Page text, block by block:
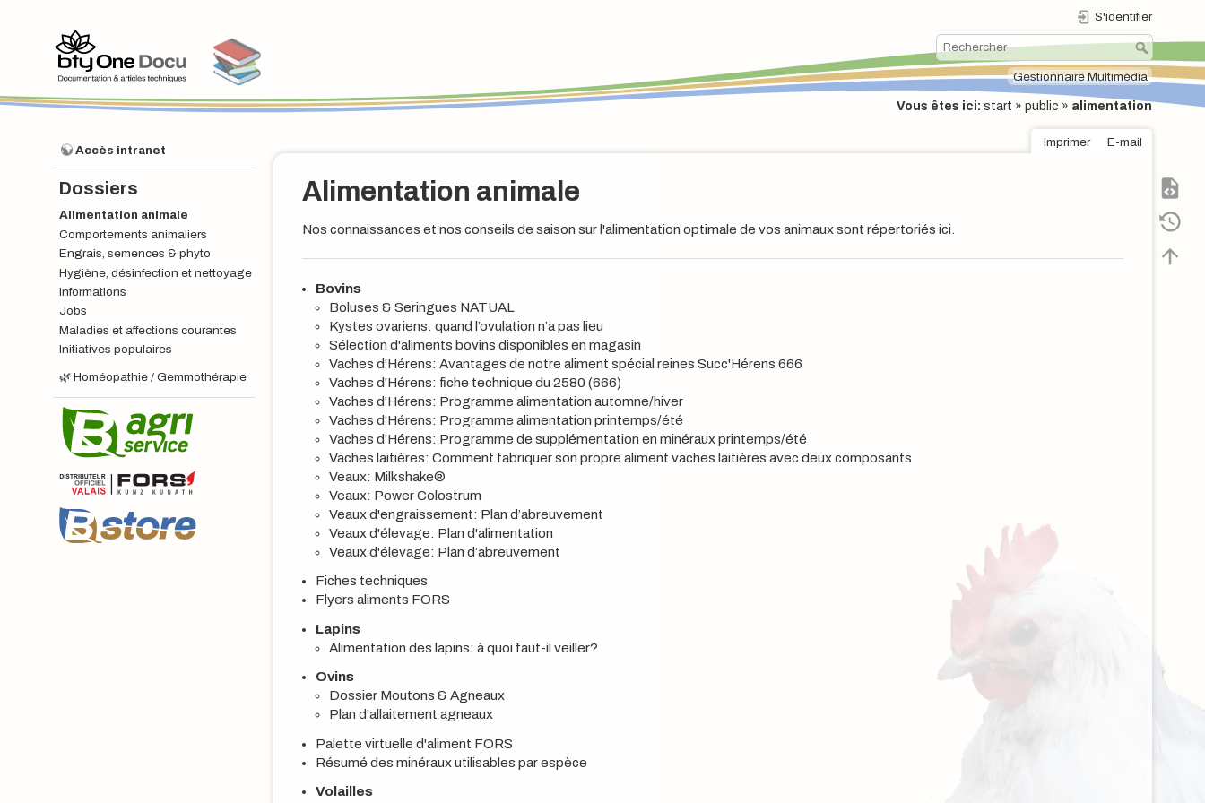
S'identifier
Gestionnaire Multimédia
Vous êtes ici:start »public » alimentation
Accès intranet
Dossiers
Alimentation animale
Comportements animaliers
Engrais, semences & phyto
Hygiène, désinfection et nettoyage
Informations
Jobs
Maladies et affections courantes
Initiatives populaires
🌿 Homéopathie / Gemmothérapie
Imprimer E-mail
Alimentation animale
Nos connaissances et nos conseils de saison sur l'alimentation optimale de vos animaux sont répertoriés ici.
Bovins
Boluses & Seringues NATUAL
Kystes ovariens: quand l’ovulation n’a pas lieu
Sélection d'aliments bovins disponibles en magasin
Vaches d'Hérens: Avantages de notre aliment spécial reines Succ'Hérens 666
Vaches d'Hérens: fiche technique du 2580 (666)
Vaches d'Hérens: Programme alimentation automne/hiver
Vaches d'Hérens: Programme alimentation printemps/été
Vaches d'Hérens: Programme de supplémentation en minéraux printemps/été
Vaches laitières: Comment fabriquer son propre aliment vaches laitières avec deux composants
Veaux: Milkshake®
Veaux: Power Colostrum
Veaux d'engraissement: Plan d’abreuvement
Veaux d'élevage: Plan d'alimentation
Veaux d'élevage: Plan d’abreuvement
Fiches techniques
Flyers aliments FORS
Lapins
Alimentation des lapins: à quoi faut-il veiller?
Ovins
Dossier Moutons & Agneaux
Plan d’allaitement agneaux
Palette virtuelle d'aliment FORS
Résumé des minéraux utilisables par espèce
Volailles